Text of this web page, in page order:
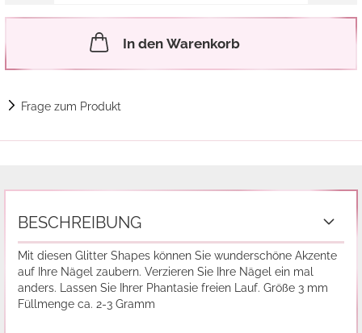
In den Warenkorb
Frage zum Produkt
BESCHREIBUNG
Mit diesen Glitter Shapes können Sie wunderschöne Akzente
auf Ihre Nägel zaubern. Verzieren Sie Ihre Nägel ein mal
anders. Lassen Sie Ihrer Phantasie freien Lauf. Größe 3 mm
Füllmenge ca. 2-3 Gramm